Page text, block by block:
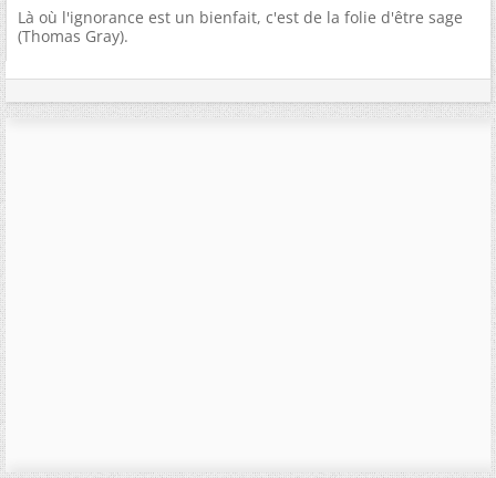
Là où l'ignorance est un bienfait, c'est de la folie d'être sage
(Thomas Gray).